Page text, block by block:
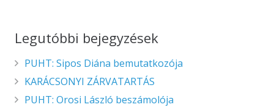
Legutóbbi bejegyzések
PUHT: Sipos Diána bemutatkozója
KARÁCSONYI ZÁRVATARTÁS
PUHT: Orosi László beszámolója